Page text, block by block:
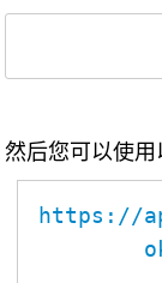
然后您可以使用
https://